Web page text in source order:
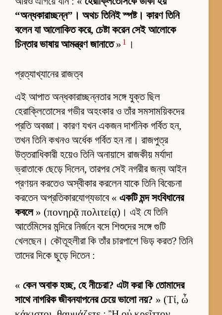
“অন্ধকারাচ্ছন্ন”। অথচ তিনিই স্পষ্ট। কারণ তিনি
বলেন যা আলোকিত করে, চেষ্টা করেন সেই আলোকে
চিন্তার ভাষায় আমন্ত্রণ জানাতে» 1 ।
প্রত্যাখ্যানের রাজত্ব
এই আপাত অন্ধকারাচ্ছন্নতার সঙ্গে যুক্ত ছিল
হেরাক্লিতোসের গভীর অহংকার ও তাঁর সমসাময়িকদের
প্রতি অবজ্ঞা। কারণ যখন একজন দার্শনিক গর্বিত হন,
তখন তিনি কখনও অর্ধেক গর্বিত হন না। রাজপুত্র
উত্তরাধিকারী হয়েও তিনি অনায়াসে রাজকীয় মর্যাদা
ভ্রাতাকে ছেড়ে দিলেন, তারপর সেই নগরীর জন্য আইন
প্রণয়ন করতেও অস্বীকার করলেন যাকে তিনি বিবেচনা
করতেন অপ্রতিকারযোগ্যভাবে « একটি মন্দ সংবিধানের
কবলে» (πονηρᾷ πολιτείᾳ)। এই যে তিনি
আর্তেমিসের মন্দিরে নির্জনে বসে শিশুদের সঙ্গে গুটি
খেলছেন। কৌতূহলীরা কি তাঁর চারপাশে ভিড় করত? তিনি
তাদের দিকে ছুড়ে দিতেন :
« কেন অবাক হচ্ছ, হে নীচেরা? এটা করা কি তোমাদের
সাথে নাগরিক জীবনযাপনের চেয়ে ভালো নয়? » (Τί, ὦ